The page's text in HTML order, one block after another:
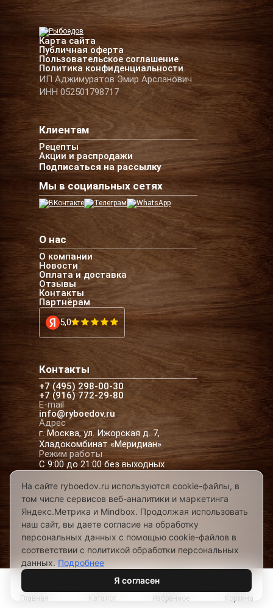
Карта сайта
Публичная оферта
Пользовательское соглашение
Политика конфиденциальности
ИП Аджимуратов Эмир Арсланович
ИНН 052501798717
Клиентам
Рецепты
Акции и распродажи
Подписаться на рассылку
Мы в социальных сетях
О нас
О компании
Новости
Оплата и доставка
Отзывы
Контакты
Партнёрам
5,0
Контакты
+7 (495) 298-00-30
+7 (916) 772-29-80
E-mail
info@ryboedov.ru
Адрес
г. Москва, ул. Ижорская д. 7,
Хладокомбинат «Меридиан»
Режим работы
С 9:00 до 21:00 без выходных
© 2026,Рыбоедовъ— доставка рыбы и
морепродуктов в Москве
Предложения на сайте не являются офертой
Разработано в
Главная Каталог Избранное Корзина
На сайте ryboedov.ru используются cookie-файлы, в
том числе сервисов веб-аналитики и маркетинга
Яндекс.Метрика и Mindbox. Продолжая использовать
наш сайт, вы даете согласие на обработку
персональных данных с помощью cookie-файлов в
соответствии с политикой обработки персональных
данных. Подробнее
Я согласен